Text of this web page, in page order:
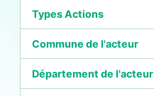
Types Actions
Commune de l'acteur
Département de l'acteur